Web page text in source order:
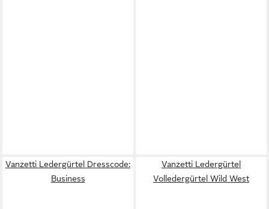
Vanzetti Ledergürtel Dresscode:
Business
Vanzetti Ledergürtel
Volledergürtel Wild West